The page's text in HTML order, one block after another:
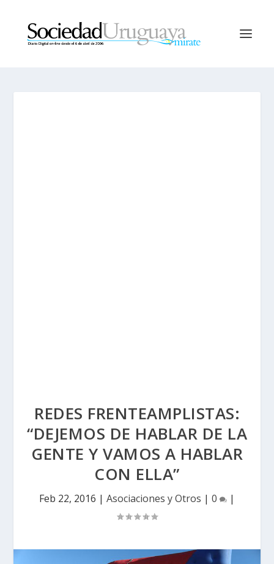
REDES FRENTEAMPLISTAS:
“DEJEMOS DE HABLAR DE LA
GENTE Y VAMOS A HABLAR
CON ELLA”
Feb 22, 2016 | Asociaciones y Otros | 0 |